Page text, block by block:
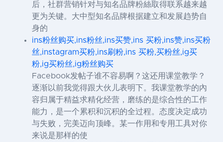
后，社群营销针对与知名品牌粉絲取得联系越来越
更为关键。大中型知名品牌根据建立和发展趋势自
身的
ins粉丝购买,ins粉丝,ins买赞,ins 买粉,ins赞,ins买粉
丝,instagram买粉,ins刷粉,ins 买粉,买粉丝,ig买
粉,ig买粉丝,ig粉丝购买
Facebook发帖子谁不容易啊？这还用课堂教学？
逐渐以前我觉得跟大伙儿表明下。我课堂教学的內
容归属于精益求精化经营，磨练的是综合性的工作
能力，是一个累积和沉积的全过程。态度决定成功
与失败，完美迈向顶峰。某一作用和专用工具对你
来说是那样的使